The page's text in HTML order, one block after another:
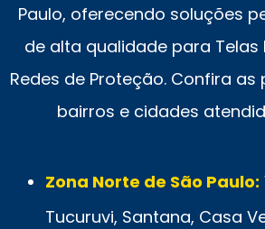
Paulo, oferecendo soluções
de alta qualidade para Telas
Redes de Proteção. Confira as
bairros e cidades
Zona Norte de São Paulo:
Tucuruvi, Santana, Casa